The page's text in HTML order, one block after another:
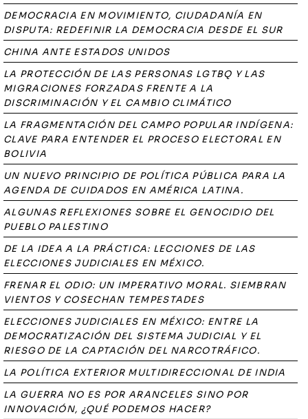
DEMOCRACIA EN MOVIMIENTO, CIUDADANÍA EN
DISPUTA: REDEFINIR LA DEMOCRACIA DESDE EL SUR
CHINA ANTE ESTADOS UNIDOS
LA PROTECCIÓN DE LAS PERSONAS LGTBQ Y LAS
MIGRACIONES FORZADAS FRENTE A LA
DISCRIMINACIÓN Y EL CAMBIO CLIMÁTICO
LA FRAGMENTACIÓN DEL CAMPO POPULAR INDÍGENA:
CLAVE PARA ENTENDER EL PROCESO ELECTORAL EN
BOLIVIA
UN NUEVO PRINCIPIO DE POLÍTICA PÚBLICA PARA LA
AGENDA DE CUIDADOS EN AMÉRICA LATINA.
ALGUNAS REFLEXIONES SOBRE EL GENOCIDIO DEL
PUEBLO PALESTINO
DE LA IDEA A LA PRÁCTICA: LECCIONES DE LAS
ELECCIONES JUDICIALES EN MÉXICO.
FRENAR EL ODIO: UN IMPERATIVO MORAL. SIEMBRAN
VIENTOS Y COSECHAN TEMPESTADES
ELECCIONES JUDICIALES EN MÉXICO: ENTRE LA
DEMOCRATIZACIÓN DEL SISTEMA JUDICIAL Y EL
RIESGO DE LA CAPTACIÓN DEL NARCOTRÁFICO.
LA POLÍTICA EXTERIOR MULTIDIRECCIONAL DE INDIA
LA GUERRA NO ES POR ARANCELES SINO POR
INNOVACIÓN, ¿QUÉ PODEMOS HACER?